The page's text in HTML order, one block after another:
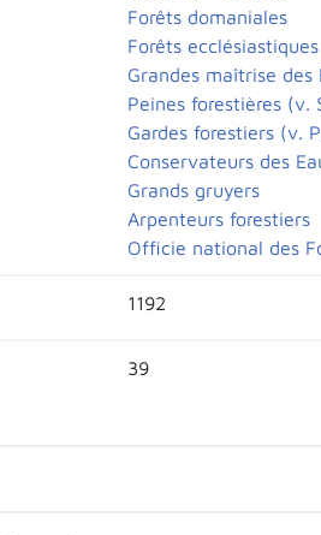
Forêts domaniales
Forêts ecclésiastiques
Grandes maîtrise des
Peines forestières (v.
Gardes forestiers (v.
Conservateurs des
Grands gruyers
Arpenteurs forestiers
Officie national des
1192
39